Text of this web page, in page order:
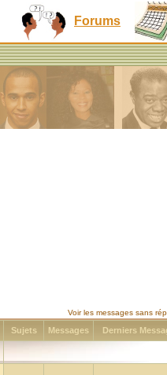
Forums
Voir les messages sans
Sujets Messages Derniers